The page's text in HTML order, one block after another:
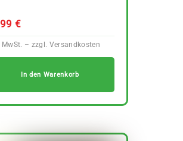
€
In den Warenkorb